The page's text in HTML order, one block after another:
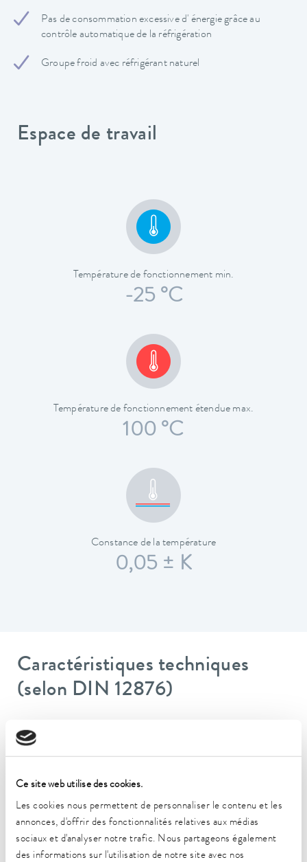
Ce site web utilise des cookies.
Les cookies nous permettent de personnaliser le contenu et les
annonces, d'offrir des fonctionnalités relatives aux médias
sociaux et d'analyser notre trafic. Nous partageons également
des informations sur l'utilisation de notre site avec nos
Pas de consommation excessive d' énergie grâce au
contrôle automatique de la réfrigération
Groupe froid avec réfrigérant naturel
Espace de travail
Température de fonctionnement min.
-25 °C
Température de fonctionnement étendue max.
100 °C
Constance de la température
0,05 ± K
Caractéristiques techniques
(selon DIN 12876)
Plage de température de fonctionnement
-25 ... 100 °C
Plage de température ambiante
Constance de la température
0,05 ± K